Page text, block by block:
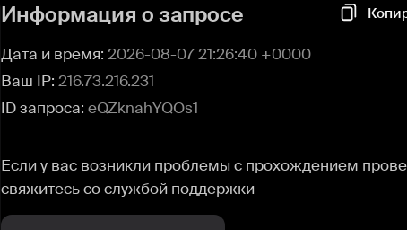
Информация о запросе
Дата и время: 2026-08-07 21:26:40 +0000
Ваш IP: 216.73.216.231
ID запроса: eQZknahYQOs1
Если у вас возникли проблемы с прохождением
свяжитесь со службой поддержки